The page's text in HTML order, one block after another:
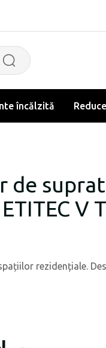
încălzită
de
V
rezidențiale.